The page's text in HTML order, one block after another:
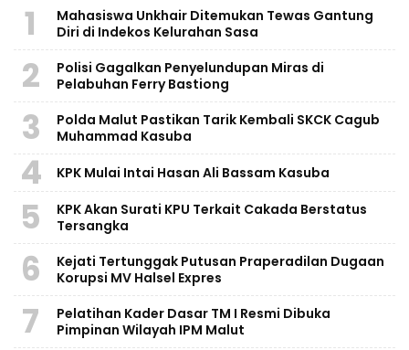
1
Mahasiswa Unkhair Ditemukan Tewas Gantung
Diri di Indekos Kelurahan Sasa
2
Polisi Gagalkan Penyelundupan Miras di
Pelabuhan Ferry Bastiong
3
Polda Malut Pastikan Tarik Kembali SKCK Cagub
Muhammad Kasuba
4 KPK Mulai Intai Hasan Ali Bassam Kasuba
5
KPK Akan Surati KPU Terkait Cakada Berstatus
Tersangka
6
Kejati Tertunggak Putusan Praperadilan Dugaan
Korupsi MV Halsel Expres
7
Pelatihan Kader Dasar TM I Resmi Dibuka
Pimpinan Wilayah IPM Malut